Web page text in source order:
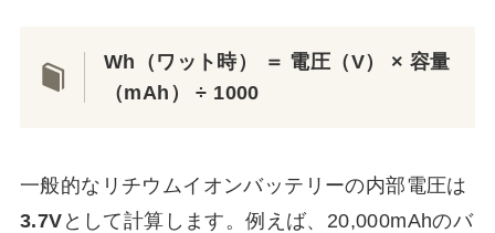
Wh（ワット時） ＝ 電圧（V） × 容量
（mAh） ÷ 1000
一般的なリチウムイオンバッテリーの内部電圧は
3.7V として計算します。例えば、20,000mAhのバ